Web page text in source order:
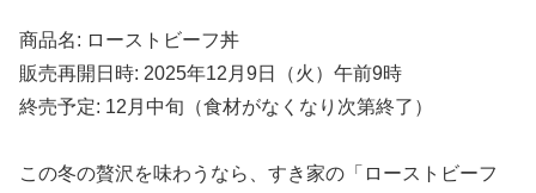
商品名: ローストビーフ丼
販売再開日時: 2025年12月9日（火）午前9時
終売予定: 12月中旬（食材がなくなり次第終了）
この冬の贅沢を味わうなら、すき家の「ローストビーフ